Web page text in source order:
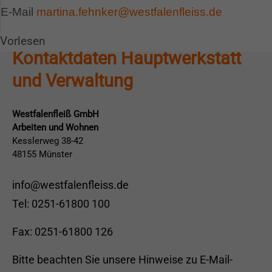
E-Mail martina.fehnker@westfalenfleiss.de
Vorlesen
Kontaktdaten Hauptwerkstatt
und Verwaltung
Westfalenfleiß GmbH
Arbeiten und Wohnen
Kesslerweg 38-42
48155 Münster
info@westfalenfleiss.de
Tel: 0251-61800 100
Fax: 0251-61800 126
Bitte beachten Sie unsere Hinweise zu E-Mail-